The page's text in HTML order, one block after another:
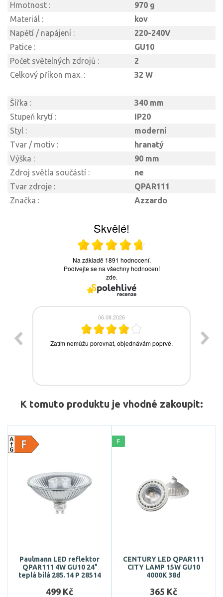
Hmotnost :
970 g
Materiál :
kov
Napětí / napájení :
220-240V
Patice :
GU10
Počet světelných zdrojů :
2
Celkový příkon max. :
32 W
Šířka :
340 mm
Stupeň krytí :
IP20
Styl :
moderní
Tvar / motiv :
hranatý
Výška :
90 mm
Zdroj světla součástí :
ne
Tvar zdroje :
QPAR111
Značka :
Azzardo
K tomuto produktu je vhodné zakoupit:
Paulmann LED reflektor
QPAR111 4W GU10 24°
teplá bílá 285.14 P 28514
499 Kč
F
CENTURY LED QPAR111
CITY LAMP 15W GU10
4000K 38d
365 Kč